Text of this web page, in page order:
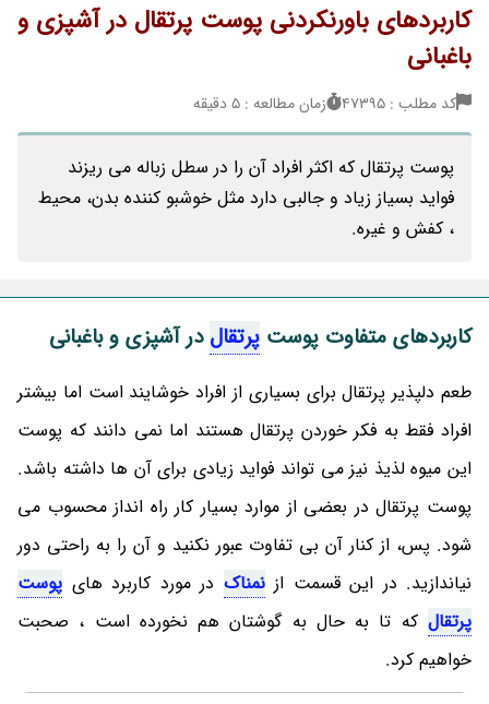
کاربردهای باورنکردنی پوست پرتقال در آشپزی و
باغبانی
کد مطلب : 47395 زمان مطالعه : 5 دقیقه
پوست پرتقال که اکثر افراد آن را در سطل زباله می ریزند
فواید بسیاز زیاد و جالبی دارد مثل خوشبو کننده بدن، محیط
، کفش و غیره.
کاربردهای متفاوت پوست پرتقال در آشپزی و باغبانی
طعم دلپذیر پرتقال برای بسیاری از افراد خوشایند است اما بیشتر
افراد فقط به فکر خوردن پرتقال هستند اما نمی دانند که پوست
این میوه لذیذ نیز می تواند فواید زیادی برای آن ها داشته باشد.
پوست پرتقال در بعضی از موارد بسیار کار راه انداز محسوب می
شود. پس، از کنار آن بی تفاوت عبور نکنید و آن را به راحتی دور
نیاندازید. در این قسمت ازنمناک در مورد کاربرد های پوست
پرتقال که تا به حال به گوشتان هم نخورده است ، صحبت
خواهیم کرد.